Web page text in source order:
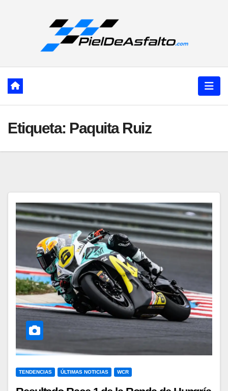
Etiqueta: Paquita Ruiz
TENDENCIAS ÚLTIMAS NOTICIAS WCR